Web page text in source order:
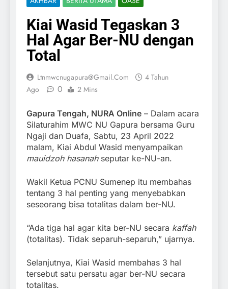
Kiai Wasid Tegaskan 3
Hal Agar Ber-NU dengan
Total
Ltnmwcnugapura@gmail.com
4 Tahun
Ago
0 2 Mins
Gapura Tengah, NURA Online – Dalam acara
Silaturahim MWC NU Gapura bersama Guru
Ngaji dan Duafa, Sabtu, 23 April 2022
malam, Kiai Abdul Wasid menyampaikan
mauidzoh hasanahseputar ke-NU-an.
Wakil Ketua PCNU Sumenep itu membahas
tentang 3 hal penting yang menyebabkan
seseorang bisa totalitas dalam ber-NU.
“Ada tiga hal agar kita ber-NU secara kaffah
(totalitas). Tidak separuh-separuh,” ujarnya.
Selanjutnya, Kiai Wasid membahas 3 hal
tersebut satu persatu agar ber-NU secara
totalitas.